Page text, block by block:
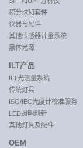
积分球和套件
仪器与配件
其他传感器计量系统
黑体光源
ILT产品
ILT光测量系统
传统灯具
ISO/IEC光度计校准服务
LED照明创新
其他灯具及配件
OEM